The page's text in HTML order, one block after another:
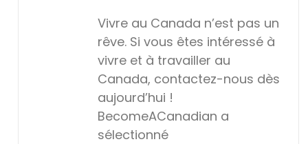
Vivre au Canada n’est pas un
rêve. Si vous êtes intéressé à
vivre et à travailler au
Canada, contactez-nous dès
aujourd’hui !
BecomeACanadian a
sélectionné